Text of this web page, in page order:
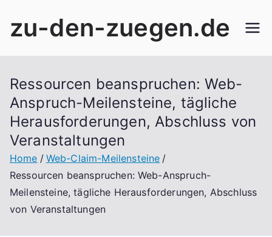
zu-den-zuegen.de
Ressourcen beanspruchen: Web-
Anspruch-Meilensteine, tägliche
Herausforderungen, Abschluss von
Veranstaltungen
Home
Web-Claim-Meilensteine
Ressourcen beanspruchen: Web-Anspruch-
Meilensteine, tägliche Herausforderungen, Abschluss
von Veranstaltungen